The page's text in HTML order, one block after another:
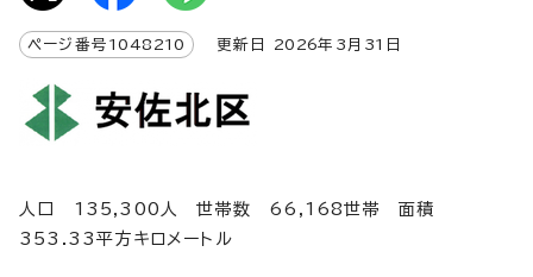
ページ番号 1048210 更新日 2026年3月 31 日
人口 135,300人 世帯数 66,168世帯 面積
353.33平方キロメートル